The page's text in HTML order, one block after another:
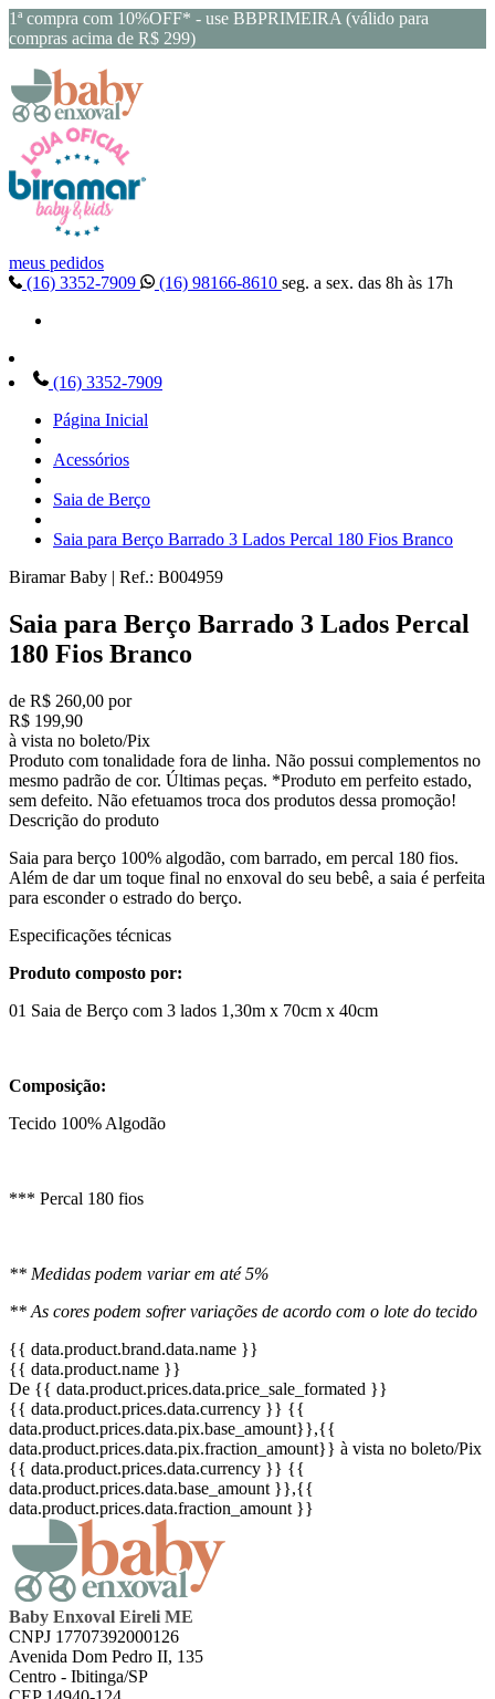
1ª compra com 10%OFF* - use BBPRIMEIRA (válido para
compras acima de R$ 299)
meus pedidos
(16) 3352-7909
(16) 98166-8610 seg. a sex. das 8h às 17h
(16) 3352-7909
Página Inicial
Acessórios
Saia de Berço
Saia para Berço Barrado 3 Lados Percal 180 Fios Branco
Biramar Baby | Ref.: B004959
Saia para Berço Barrado 3 Lados Percal
180 Fios Branco
de R$ 260,00 por
R$ 199,90
à vista no boleto/Pix
Produto com tonalidade fora de linha. Não possui complementos no
mesmo padrão de cor. Últimas peças. *Produto em perfeito estado,
sem defeito. Não efetuamos troca dos produtos dessa promoção!
Descrição do produto
Saia para berço 100% algodão, com barrado, em percal 180 fios.
Além de dar um toque final no enxoval do seu bebê, a saia é perfeita
para esconder o estrado do berço.
Especificações técnicas
Produto composto por:
01 Saia de Berço com 3 lados 1,30m x 70cm x 40cm
Composição:
Tecido 100% Algodão
*** Percal 180 fios
** Medidas podem variar em até 5%
** As cores podem sofrer variações de acordo com o lote do tecido
{{ data.product.brand.data.name }}
{{ data.product.name }}
De {{ data.product.prices.data.price_sale_formated }}
{{ data.product.prices.data.currency }} {{
data.product.prices.data.pix.base_amount}},{{
data.product.prices.data.pix.fraction_amount}} à vista no boleto/Pix
{{ data.product.prices.data.currency }} {{
data.product.prices.data.base_amount }},{{
data.product.prices.data.fraction_amount }}
Baby Enxoval Eireli ME
CNPJ 17707392000126
Avenida Dom Pedro II, 135
Centro - Ibitinga/SP